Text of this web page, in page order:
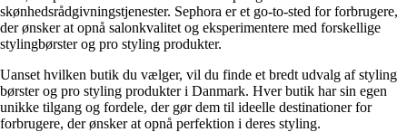
skønhedsrådgivningstjenester. Sephora er et go-to-sted for forbrugere,
der ønsker at opnå salonkvalitet og eksperimentere med forskellige
stylingbørster og pro styling produkter.
Uanset hvilken butik du vælger, vil du finde et bredt udvalg af styling
børster og pro styling produkter i Danmark. Hver butik har sin egen
unikke tilgang og fordele, der gør dem til ideelle destinationer for
forbrugere, der ønsker at opnå perfektion i deres styling.